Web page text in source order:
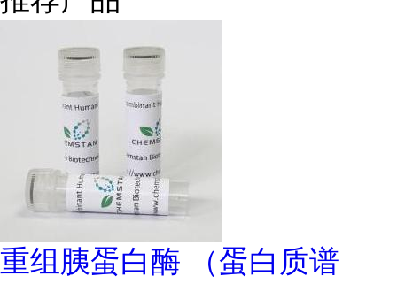
重组胰蛋白酶 （蛋白质谱